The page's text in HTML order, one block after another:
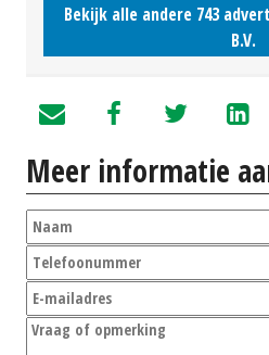
Bekijk alle andere 743
B.V.
Meer informatie